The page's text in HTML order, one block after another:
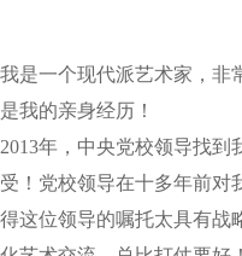
我是一个现代派艺术家，非
是我的亲身经历！
2013年，中央党校领导找
受！党校领导在十多年前对
得这位领导的嘱托太具有战